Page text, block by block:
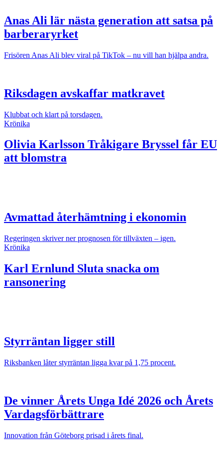
Anas Ali lär nästa generation att satsa på
barberaryrket
Frisören Anas Ali blev viral på TikTok – nu vill han hjälpa andra.
Riksdagen avskaffar matkravet
Klubbat och klart på torsdagen.
Krönika
Olivia Karlsson Tråkigare Bryssel får EU
att blomstra
Avmattad återhämtning i ekonomin
Regeringen skriver ner prognosen för tillväxten – igen.
Krönika
Karl Ernlund Sluta snacka om
ransonering
Styrräntan ligger still
Riksbanken låter styrräntan ligga kvar på 1,75 procent.
De vinner Årets Unga Idé 2026 och Årets
Vardagsförbättrare
Innovation från Göteborg prisad i årets final.